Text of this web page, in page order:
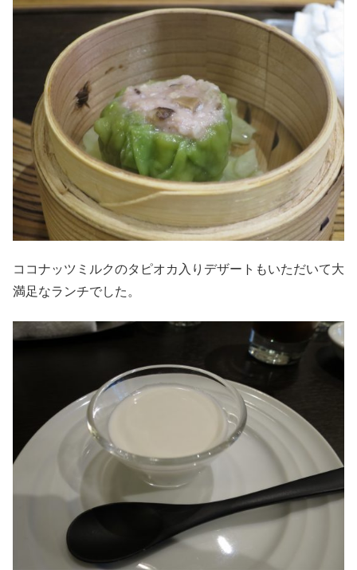
ココナッツミルクのタピオカ入りデザートもいただいて大
満足なランチでした。